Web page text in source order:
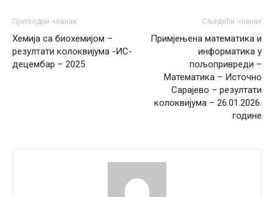
Претходни чланак
Хемија са биохемијом –
резултати колоквијума -ИС-
децембар – 2025
Сљедећи чланак
Примјењена математика и
информатика у
пољопривреди –
Математика – Источно
Сарајево – резултати
колоквијума – 26.01.2026.
године